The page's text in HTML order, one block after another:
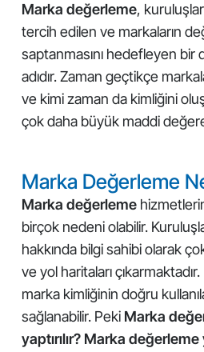
Marka değerleme,
tercih edilen ve markaların
saptanmasını hedefleyen bir
adıdır. Zaman geçtikçe
ve kimi zaman da kimliğini
çok daha büyük maddi
Marka Değerleme
Marka değerleme
birçok nedeni olabilir.
hakkında bilgi sahibi olarak
ve yol haritaları
marka kimliğinin doğru
sağlanabilir. Peki Marka
yaptırılır? Marka değerleme